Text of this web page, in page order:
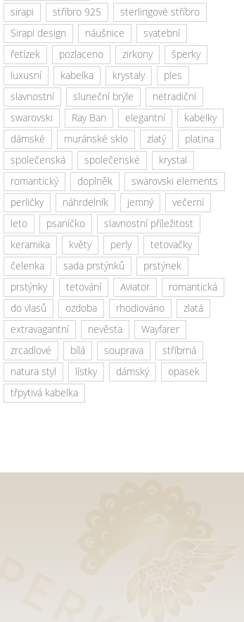
sirapi
stříbro 925
sterlingové stříbro
Sirapi design
náušnice
svatební
řetízek
pozlaceno zirkony
šperky
luxusní
kabelka krystaly
ples
slavnostní
sluneční brýle
netradiční
swarovski
Ray Ban elegantní
kabelky
dámské
muránské sklo zlatý
platina
společenská
společenské
krystal
romantický
doplněk
swarovski elements
perličky
náhrdelník jemný
večerní
leto
psaníčko
slavnostní příležitost
keramika
květy perly
tetovačky
čelenka
sada prstýnků
prstýnek
prstýnky
tetování Aviator
romantická
do vlasů
ozdoba rhodiováno
zlatá
extravagantní
nevěsta
Wayfarer
zrcadlové
bílá souprava
stříbrná
natura styl
lístky dámský
opasek
třpytivá kabelka